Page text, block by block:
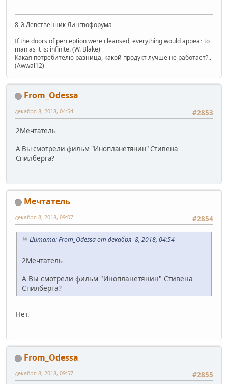
8-й Девственник Лингвофорума
If the doors of perception were cleansed, everything would appear to
man as it is: infinite. (W. Blake)
Какая потребителю разница, какой продукт лучше не работает?..
(Awwal12)
From_Odessa
#2853
декабря 8, 2018, 04:54
2Мечтатель
А Вы смотрели фильм "Инопланетянин" Стивена
Спилберга?
Мечтатель
#2854
декабря 8, 2018, 09:07
Цитата: From_Odessa от декабря 8, 2018, 04:54
2Мечтатель
А Вы смотрели фильм "Инопланетянин" Стивена
Спилберга?
Нет.
From_Odessa
#2855
декабря 8, 2018, 09:57